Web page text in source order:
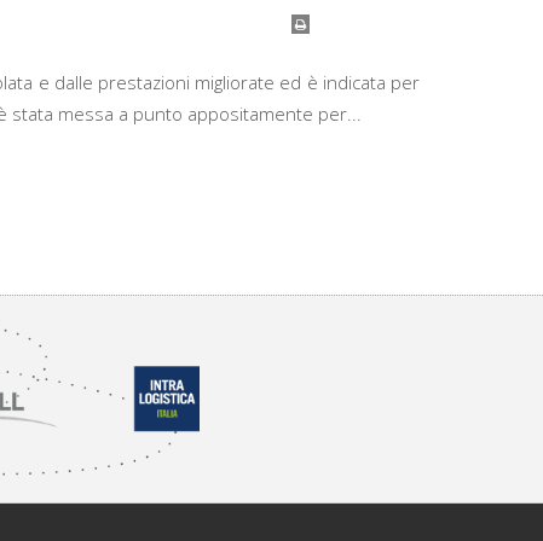
e dalle prestazioni migliorate ed è indicata per
stata messa a punto appositamente per...